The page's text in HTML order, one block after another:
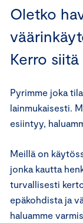
Oletko
Kerro
Pyrimme joka
lainmukaisesti.
esiintyy,
Meillä on
jonka kautta
turvallisesti
epäkohdista ja
haluamme